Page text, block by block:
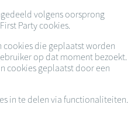
volgens oorsprong
Party cookies.
cookies die geplaatst worden
op dat moment bezoekt.
cookies geplaatst door een
in te delen via functionaliteiten.